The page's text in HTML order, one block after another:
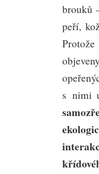
brouků
peří,
s nimi